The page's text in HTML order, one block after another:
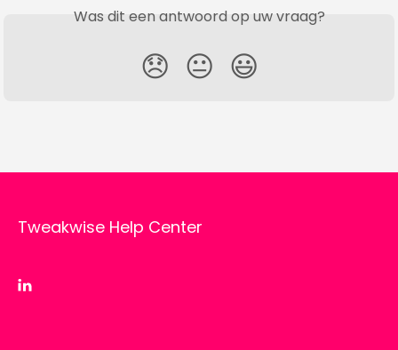
Was dit een antwoord op uw vraag?
😞 😐 😃
Tweakwise Help Center